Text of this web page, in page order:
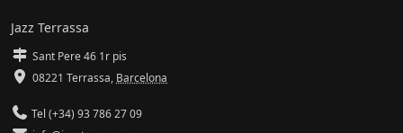
Jazz Terrassa
Sant Pere 46 1r pis
08221 Terrassa, Barcelona
Tel (+34) 93 786 27 09